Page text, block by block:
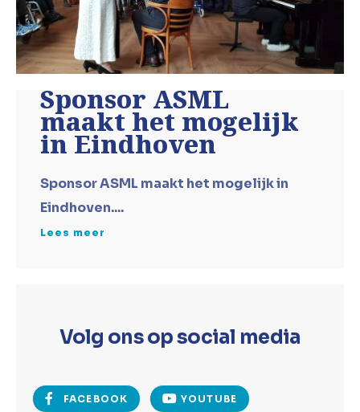
Sponsor ASML
maakt het mogelijk
in Eindhoven
Sponsor ASML maakt het mogelijk in
Eindhoven....
Lees meer
Volg ons op social media
FACEBOOK YOUTUBE